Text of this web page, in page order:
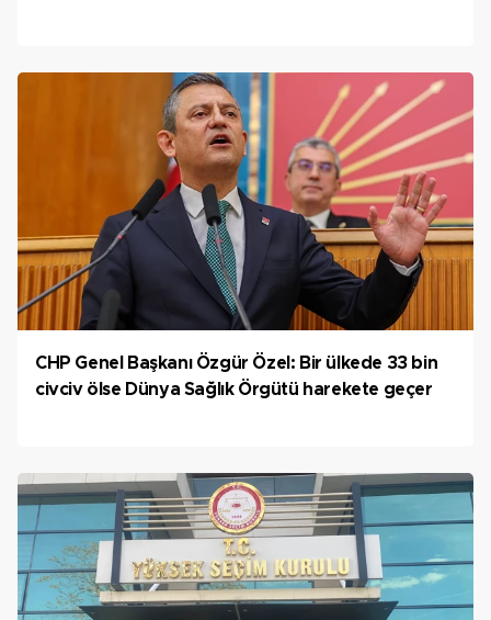
CHP Genel Başkanı Özgür Özel: Bir ülkede 33 bin
civciv ölse Dünya Sağlık Örgütü harekete geçer